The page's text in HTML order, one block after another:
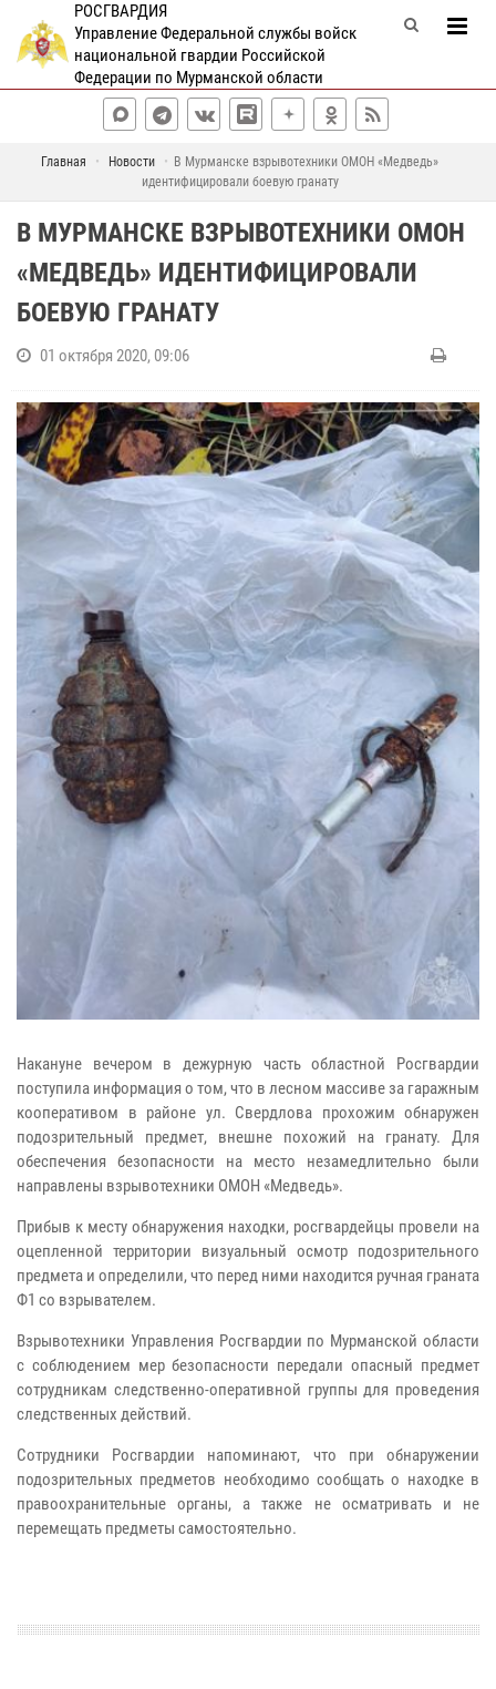
РОСГВАРДИЯ
Управление Федеральной службы войск
национальной гвардии Российской
Федерации по Мурманской области
Главная Новости
В Мурманске взрывотехники ОМОН «Медведь»
идентифицировали боевую гранату
В МУРМАНСКЕ ВЗРЫВОТЕХНИКИ ОМОН
«МЕДВЕДЬ» ИДЕНТИФИЦИРОВАЛИ
БОЕВУЮ ГРАНАТУ
01 октября 2020, 09:06
Накануне вечером в дежурную часть областной Росгвардии
поступила информация о том, что в лесном массиве за гаражным
кооперативом в районе ул. Свердлова прохожим обнаружен
подозрительный предмет, внешне похожий на гранату. Для
обеспечения безопасности на место незамедлительно были
направлены взрывотехники ОМОН «Медведь».
Прибыв к месту обнаружения находки, росгвардейцы провели на
оцепленной территории визуальный осмотр подозрительного
предмета и определили, что перед ними находится ручная граната
Ф1 со взрывателем.
Взрывотехники Управления Росгвардии по Мурманской области
с соблюдением мер безопасности передали опасный предмет
сотрудникам следственно-оперативной группы для проведения
следственных действий.
Сотрудники Росгвардии напоминают, что при обнаружении
подозрительных предметов необходимо сообщать о находке в
правоохранительные органы, а также не осматривать и не
перемещать предметы самостоятельно.